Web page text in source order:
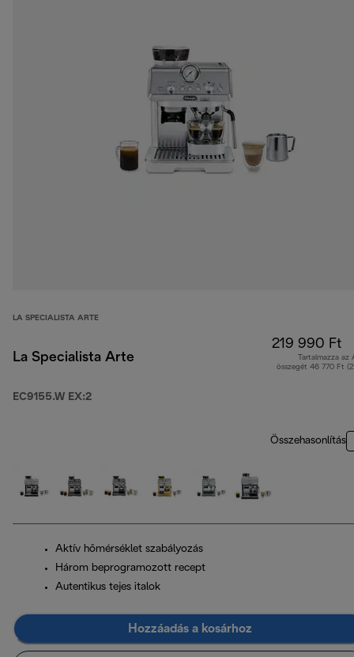
LA SPECIALISTA ARTE
La Specialista Arte
EC9155.W EX:2
219 990 Ft
Tartalmazza az
összegét 46 770 Ft
Összehasonlítás
Aktív hőmérséklet szabályozás
Három beprogramozott recept
Autentikus tejes italok
Hozzáadás a kosárhoz